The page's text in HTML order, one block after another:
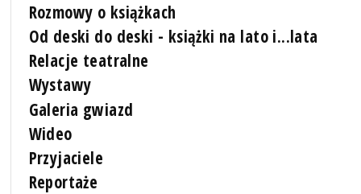
Rozmowy o książkach
Od deski do deski - książki na lato i...lata
Relacje teatralne
Wystawy
Galeria gwiazd
Wideo
Przyjaciele
Reportaże